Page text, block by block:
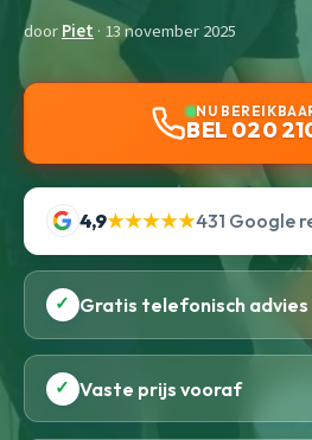
doorPiet · 13 november 2025
NU
BEL 020
4,9★★★★★431 Google
✓ Gratis telefonisch advies
✓ Vaste prijs vooraf